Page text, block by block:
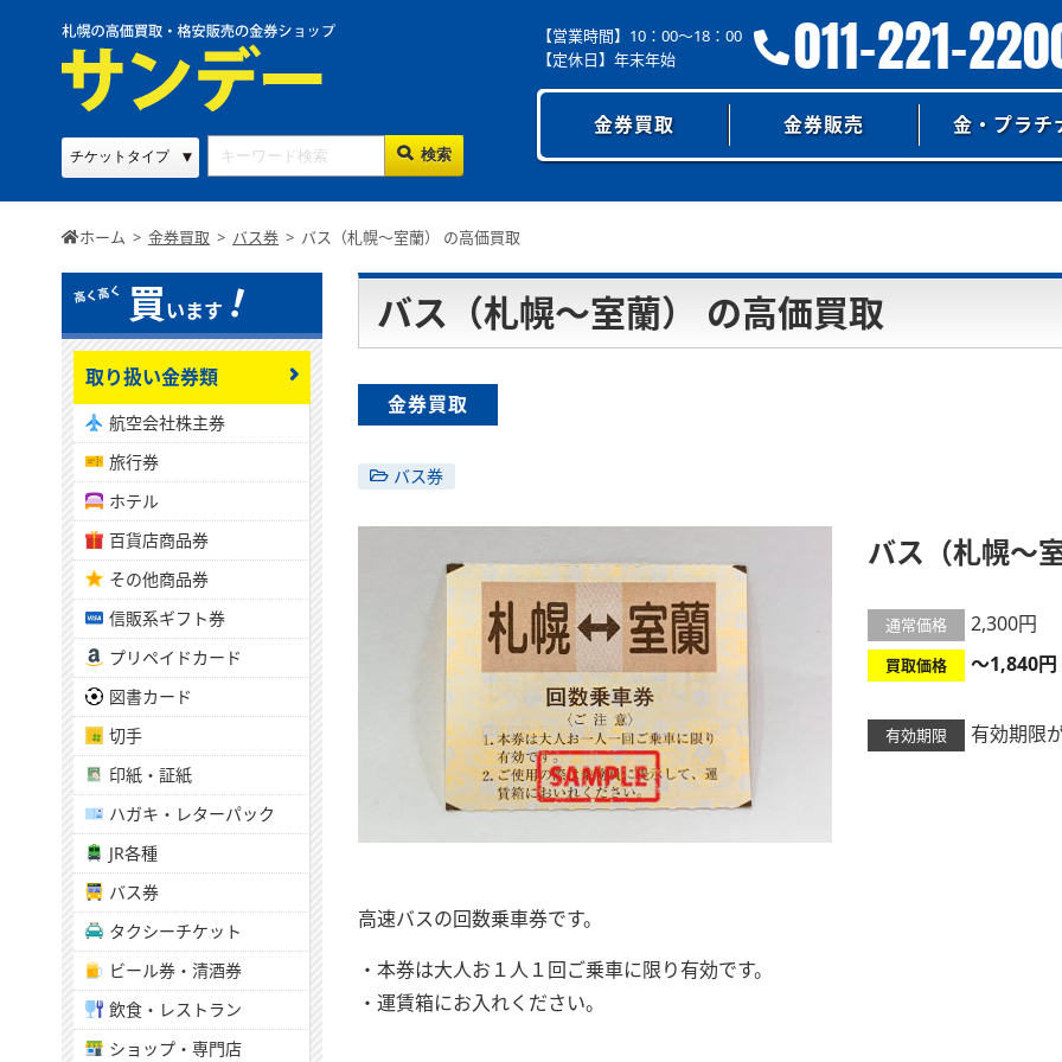
【営業時間】10：00～18：00
【定休日】年末年始
011-221-
金券買取 金券販売 金・プラチ
ホーム > 金券買取 > バス券 > バス（札幌～室蘭） の高価買取
バス（札幌～室蘭） の高価買取
金券買取
バス券
バス（札幌～室
通常価格 2,300円
買取価格 ～1,840‬円
有効期限 有効期限
高速バスの回数乗車券です。
・本券は大人お１人１回ご乗車に限り有効です。
・運賃箱にお入れください。
買います！
取り扱い金券類
航空会社株主券
旅行券
ホテル
百貨店商品券
その他商品券
信販系ギフト券
プリペイドカード
図書カード
切手
印紙・証紙
ハガキ・レターパック
JR各種
バス券
タクシーチケット
ビール券・清酒券
飲食・レストラン
ショップ・専門店